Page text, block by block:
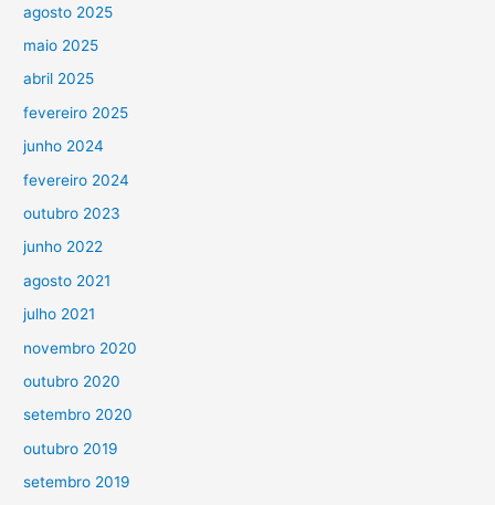
agosto 2025
maio 2025
abril 2025
fevereiro 2025
junho 2024
fevereiro 2024
outubro 2023
junho 2022
agosto 2021
julho 2021
novembro 2020
outubro 2020
setembro 2020
outubro 2019
setembro 2019